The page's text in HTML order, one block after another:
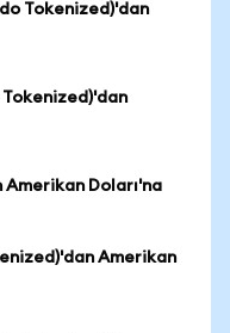
Tokenized)'dan
Amerikan Doları'na
Amerikan